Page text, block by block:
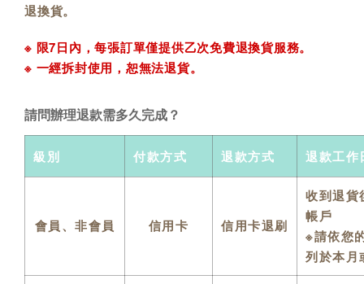
退換貨。
※ 限7日內，每張訂單僅提供乙次免費退換貨服務。
※ 一經拆封使用，恕無法退貨。
請問辦理退款需多久完成？
級別 付款方式 退款方式 退款工作
會員、非會員 信用卡 信用卡退刷
收到退貨
帳戶
※請依您
列於本月